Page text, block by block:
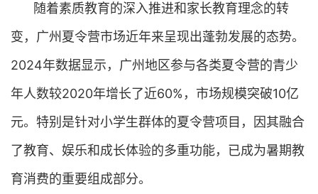
随着素质教育的深入推进和家长教育理念的转
变，广州夏令营市场近年来呈现出蓬勃发展的态势。
2024年数据显示，广州地区参与各类夏令营的青少
年人数较2020年增长了近60%，市场规模突破10亿
元。特别是针对小学生群体的夏令营项目，因其融合
了教育、娱乐和成长体验的多重功能，已成为暑期教
育消费的重要组成部分。